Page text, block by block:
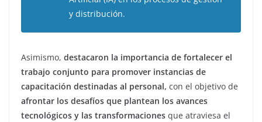
y distribución.
Asimismo, destacaron la importancia de fortalecer el
trabajo conjunto para promover instancias de
capacitación destinadas al personal, con el objetivo de
afrontar los desafíos que plantean los avances
tecnológicos y las transformaciones que atraviesa el